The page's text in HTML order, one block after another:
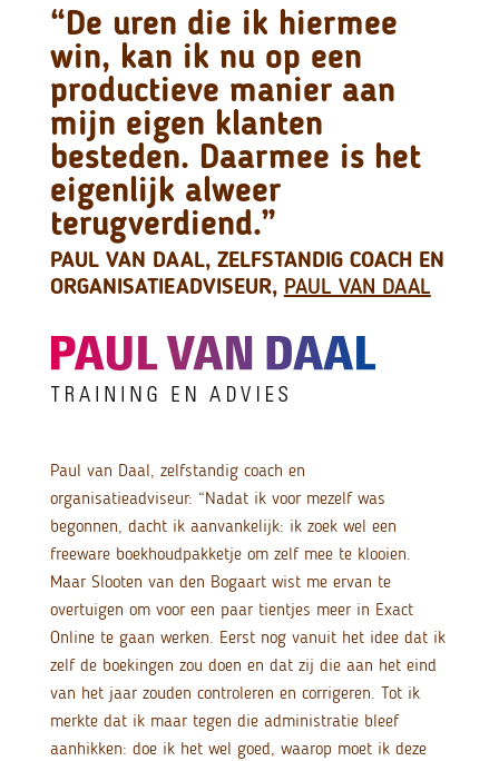
“De uren die ik hiermee
win, kan ik nu op een
productieve manier aan
mijn eigen klanten
besteden. Daarmee is het
eigenlijk alweer
terugverdiend.”
PAUL VAN DAAL, ZELFSTANDIG COACH EN
ORGANISATIEADVISEUR, PAUL VAN DAAL
Paul van Daal, zelfstandig coach en
organisatieadviseur: “Nadat ik voor mezelf was
begonnen, dacht ik aanvankelijk: ik zoek wel een
freeware boekhoudpakketje om zelf mee te klooien.
Maar Slooten van den Bogaart wist me ervan te
overtuigen om voor een paar tientjes meer in Exact
Online te gaan werken. Eerst nog vanuit het idee dat ik
zelf de boekingen zou doen en dat zij die aan het eind
van het jaar zouden controleren en corrigeren. Tot ik
merkte dat ik maar tegen die administratie bleef
aanhikken: doe ik het wel goed, waarop moet ik deze